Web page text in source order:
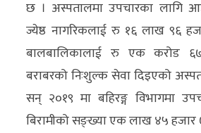
छ । अस्पतालमा उपचारका लागि
ज्येष्ठ नागरिकलाई रु १६ लाख ९६
बालबालिकालाई रु एक करोड
बराबरको निःशुल्क सेवा दिइएको
सन् २०१९ मा बहिरङ्ग विभागमा
बिरामीको सङ्ख्या एक लाख ४५